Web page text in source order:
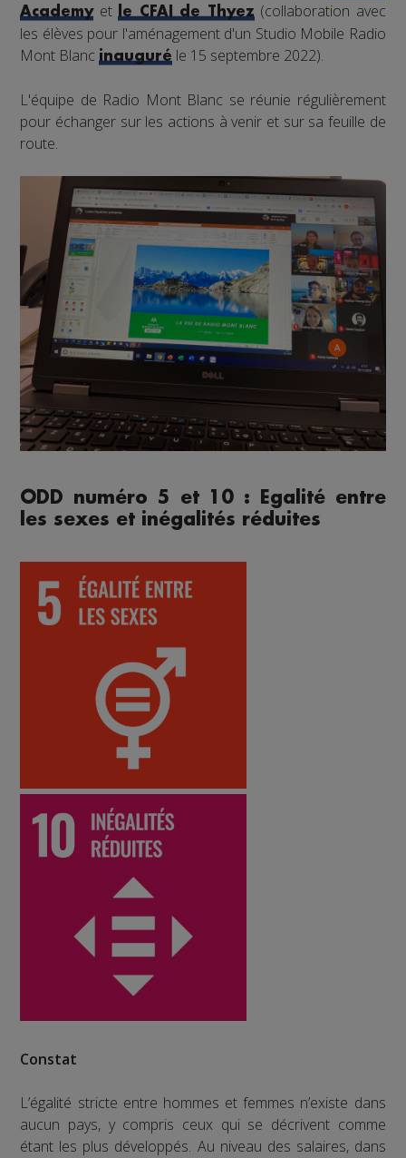
Academyetle CFAI de Thyez(collaboration avec
les élèves pour l'aménagement d'un Studio Mobile Radio
Mont Blancinauguré le 15 septembre 2022).
L'équipe de Radio Mont Blanc se réunie régulièrement
pour échanger sur les actions à venir et sur sa feuille de
route.
ODD numéro 5 et 10 : Egalité entre
les sexes et inégalités réduites
Constat
L’égalité stricte entre hommes et femmes n’existe dans
aucun pays, y compris ceux qui se décrivent comme
étant les plus développés. Au niveau des salaires, dans